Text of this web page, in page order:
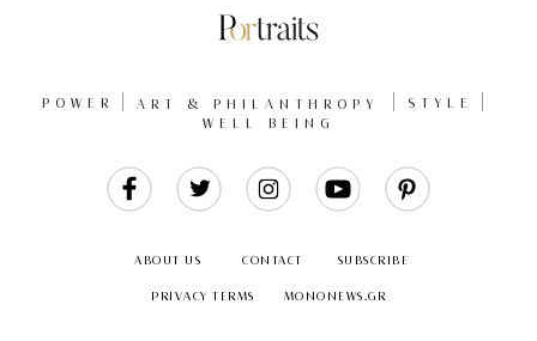
POWER ART & PHILANTHROPY
STYLE
WELL BEING
ABOUT US CONTACT SUBSCRIBE
PRIVACY TERMS MONONEWS.GR